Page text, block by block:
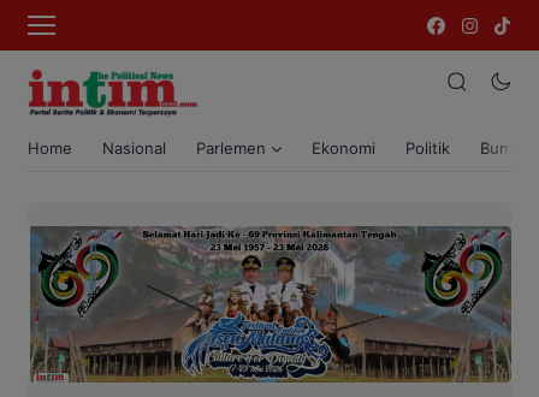
Home Nasional Parlemen Ekonomi Politik Bumi